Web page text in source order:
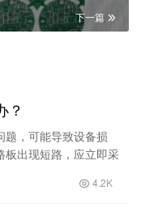
下一篇
？
题，可能导致设备损
板出现短路，应立即采
4.2K